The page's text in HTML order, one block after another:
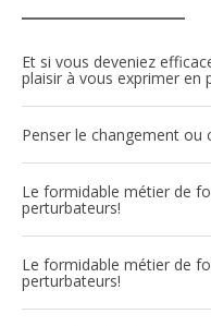
Et si vous deveniez efficace, pire… que vous preniez du
plaisir à vous exprimer en
Penser le changement
Le formidable métier de formateur face à des participants
perturbateurs!
Le formidable métier de formateur face à des participants
perturbateurs!